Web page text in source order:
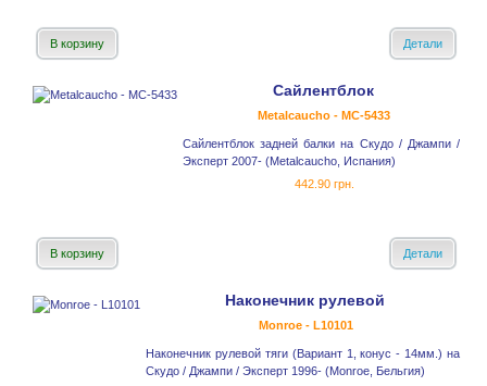
В корзину Детали
Сайлентблок
Metalcaucho - MC-5433
Сайлентблок задней балки на Скудо / Джампи /
Эксперт 2007- (Metalcaucho, Испания)
442.90 грн.
В корзину Детали
Наконечник рулевой
Monroe - L10101
Наконечник рулевой тяги (Вариант 1, конус - 14мм.) на
Скудо / Джампи / Эксперт 1996- (Monroe, Бельгия)